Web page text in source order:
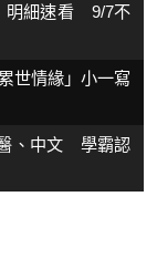
明細速看 9/7不
世情緣」小一寫
、中文 學霸認